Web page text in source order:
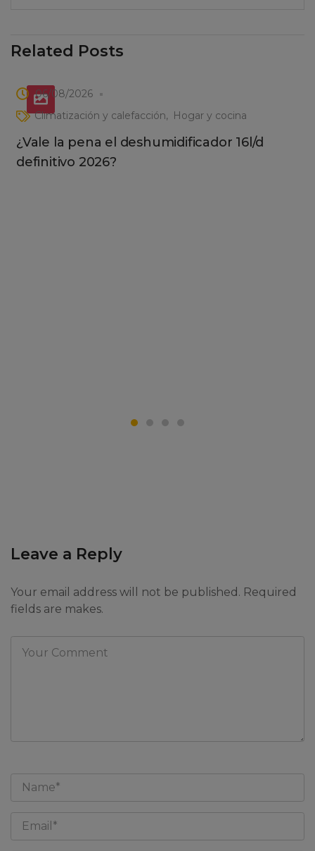
Related Posts
06/08/2026
Climatización y calefacción
Hogar y cocina
¿Vale la pena el deshumidificador 16l/d
definitivo 2026?
Leave a Reply
Your email address will not be published. Required
fields are makes.